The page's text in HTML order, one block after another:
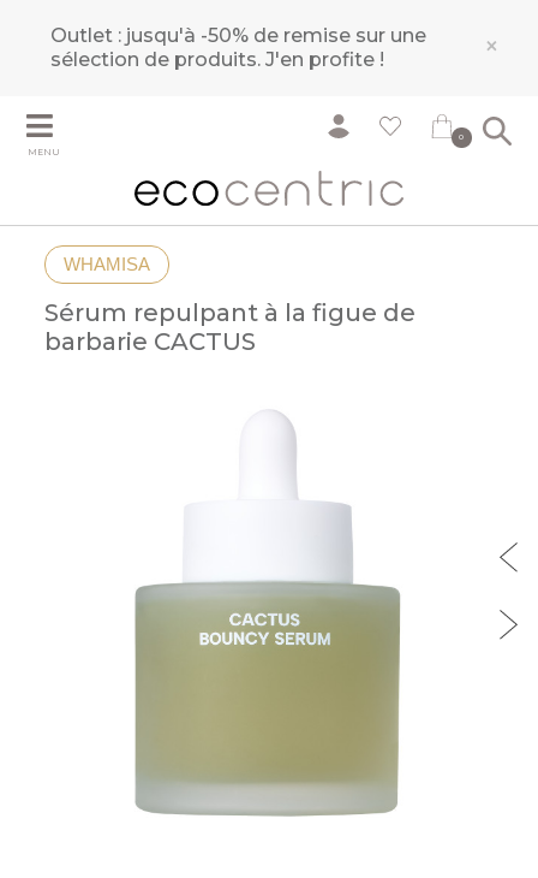
Outlet : jusqu'à -50% de remise sur une
sélection de produits.J'en profite ! ×
MENU
0
WHAMISA
Sérum repulpant à la figue de
barbarie CACTUS